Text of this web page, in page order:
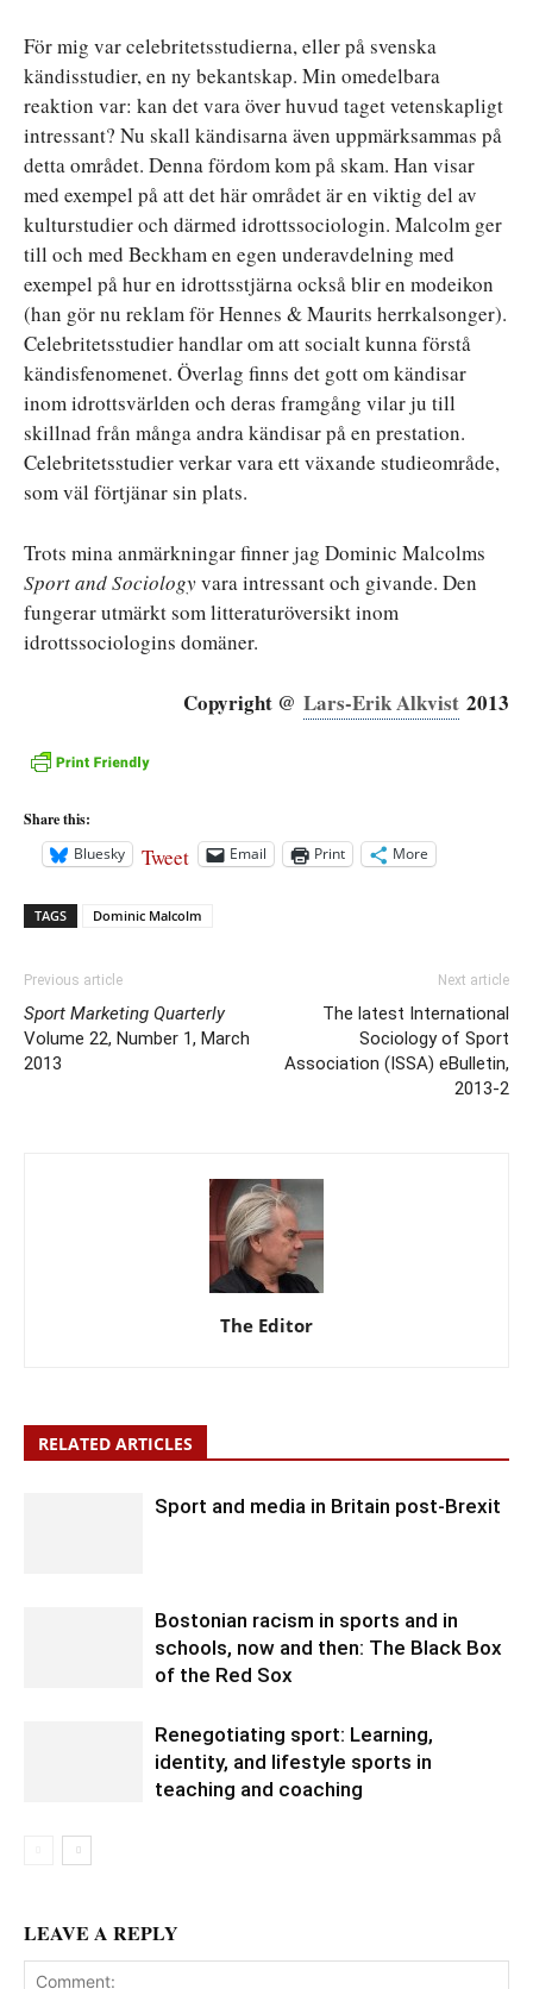
För mig var celebritetsstudierna, eller på svenska
kändisstudier, en ny bekantskap. Min omedelbara
reaktion var: kan det vara över huvud taget vetenskapligt
intressant? Nu skall kändisarna även uppmärksammas på
detta området. Denna fördom kom på skam. Han visar
med exempel på att det här området är en viktig del av
kulturstudier och därmed idrottssociologin. Malcolm ger
till och med Beckham en egen underavdelning med
exempel på hur en idrottsstjärna också blir en modeikon
(han gör nu reklam för Hennes & Maurits herrkalsonger).
Celebritetsstudier handlar om att socialt kunna förstå
kändisfenomenet. Överlag finns det gott om kändisar
inom idrottsvärlden och deras framgång vilar ju till
skillnad från många andra kändisar på en prestation.
Celebritetsstudier verkar vara ett växande studieområde,
som väl förtjänar sin plats.
Trots mina anmärkningar finner jag Dominic Malcolms
Sport and Sociologyvara intressant och givande. Den
fungerar utmärkt som litteraturöversikt inom
idrottssociologins domäner.
Copyright @ Lars-Erik Alkvist 2013
Share this:
Bluesky
Tweet Email Print More
TAGS Dominic Malcolm
Previous article
Sport Marketing Quarterly
Volume 22, Number 1, March
2013
Next article
The latest International
Sociology of Sport
Association (ISSA) eBulletin,
2013-2
The Editor
RELATED ARTICLES
Sport and media in Britain post-Brexit
Bostonian racism in sports and in
schools, now and then: The Black Box
of the Red Sox
Renegotiating sport: Learning,
identity, and lifestyle sports in
teaching and coaching
LEAVE A REPLY